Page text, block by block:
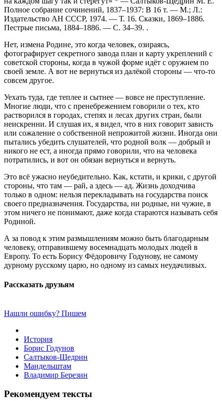
Полное собрание сочинений, 1837–1937: В 16 т. — М.; Л.:
Издательство АН СССР, 1974. — Т. 16. Сказки, 1869–1886.
Пестрые письма, 1884–1886. — С. 34–39. .
Нет, измена Родине, это когда человек, озираясь,
фотографирует секретного завода план и карту укреплений с
советской стороны, когда в чужой форме идёт с оружием по
своей земле. А вот не вернуться из далёкой стороны — что-то
совсем другое.
Уехать туда, где теплее и сытнее — вовсе не преступление.
Многие люди, что с пренебрежением говорили о тех, кто
растворился в городах, степях и лесах других стран, были
неискренни. И слушая их, я видел, что в них говорит зависть
или сожаление о собственной непрожитой жизни. Иногда они
пытались убедить слушателей, что родной волк — добрый и
никого не ест, а иногда прямо говорили, что на человека
потратились, и вот он обязан вернуться и вернуть.
Это всё ужасно неубедительно. Как, кстати, и крики, с другой
стороны, что там — рай, а здесь — ад. Жизнь доходчива
только в одном: нельзя перекладывать на государства поиск
своего предназначения. Государства, ни родные, ни чужие, в
этом ничего не понимают, даже когда стараются называть себя
Родиной.
А за повод к этим размышлениям можно быть благодарным
человеку, отправившему восемнадцать молодых людей в
Европу. То есть Борису Фёдоровичу Годунову, не самому
дурному русскому царю, но одному из самых неудачливых.
Рассказать друзьям
Нашли ошибку? Пишем
История
Борис Годунов
Салтыков-Щедрин
Мандельштам
Владимир Березин
Рекомендуем тексты